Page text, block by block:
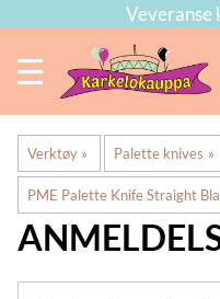
Veveranse
Verktøy ‪» Palette knives ‪»
PME Palette Knife Straight